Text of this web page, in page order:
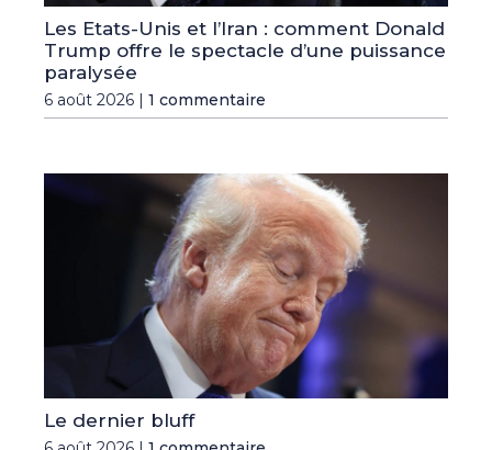
Les Etats-Unis et l’Iran : comment Donald
Trump offre le spectacle d’une puissance
paralysée
6 août 2026 | 1 commentaire
Le dernier bluff